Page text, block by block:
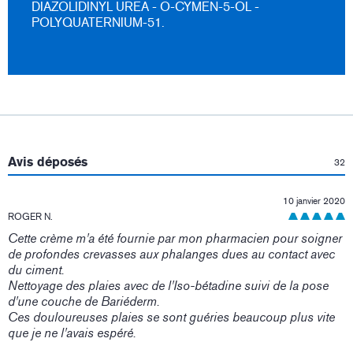
DIAZOLIDINYL UREA - O-CYMEN-5-OL -
POLYQUATERNIUM-51.
Avis déposés: 32
ROGER N.
10 janvier 2020
Cette crème m'a été fournie par mon pharmacien pour soigner
de profondes crevasses aux phalanges dues au contact avec
du ciment.
Nettoyage des plaies avec de l'Iso-bétadine suivi de la pose
d'une couche de Bariéderm.
Ces douloureuses plaies se sont guéries beaucoup plus vite
que je ne l'avais espéré.